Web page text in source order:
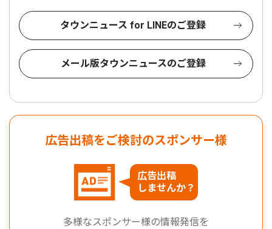
タウンニュース for LINEのご登録
メール版タウンニュースのご登録
広告出稿をご検討のスポンサー様
広告出稿
しませんか？
多様なスポンサー様の情報発信を